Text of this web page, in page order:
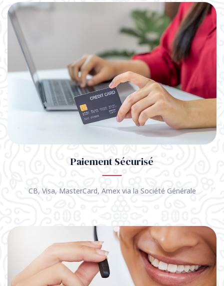
Paiement Sécurisé
CB, Visa, MasterCard, Amex via la Société Générale